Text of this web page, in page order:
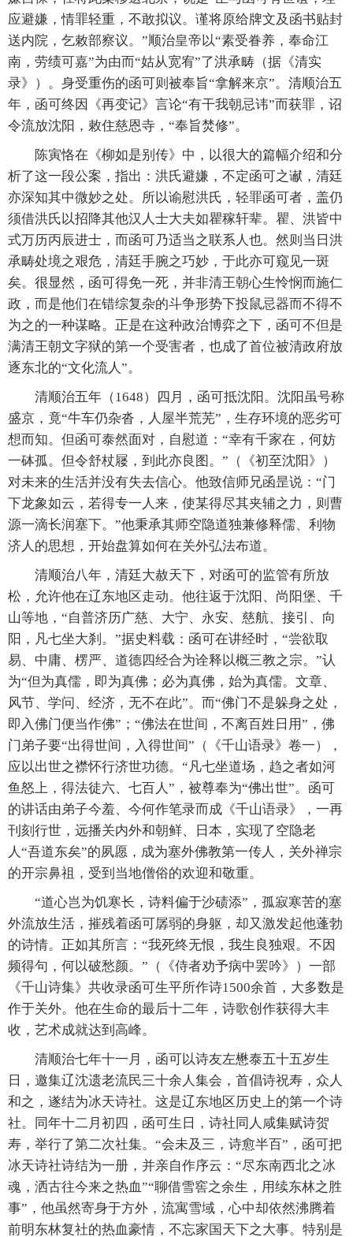
应避嫌，情罪轻重，不敢拟议。谨将原给牌文及函书贴封
送内院，乞敕部察议。”顺治皇帝以“素受眷养，奉命江
南，劳绩可嘉”为由而“姑从宽宥”了洪承畴（据《清实
录》）。身受重伤的函可则被奉旨“拿解来京”。清顺治五
年，函可终因《再变记》言论“有干我朝忌讳”而获罪，诏
令流放沈阳，敕住慈恩寺，“奉旨焚修”。
陈寅恪在《柳如是别传》中，以很大的篇幅介绍和分
析了这一段公案，指出：洪氏避嫌，不定函可之谳，清廷
亦深知其中微妙之处。所以谕慰洪氏，轻罪函可者，盖仍
须借洪氏以招降其他汉人士大夫如瞿稼轩辈。瞿、洪皆中
式万历丙辰进士，而函可乃适当之联系人也。然则当日洪
承畴处境之艰危，清廷手腕之巧妙，于此亦可窥见一斑
矣。很显然，函可得免一死，并非清王朝心生怜悯而施仁
政，而是他们在错综复杂的斗争形势下投鼠忌器而不得不
为之的一种谋略。正是在这种政治博弈之下，函可不但是
满清王朝文字狱的第一个受害者，也成了首位被清政府放
逐东北的“文化流人”。
清顺治五年（1648）四月，函可抵沈阳。沈阳虽号称
盛京，竟“牛车仍杂沓，人屋半荒芜”，生存环境的恶劣可
想而知。但函可泰然面对，自慰道：“幸有千家在，何妨
一砵孤。但令舒杖屦，到此亦良图。”（《初至沈阳》）
对未来的生活并没有失去信心。他致信师兄函昰说：“门
下龙象如云，若得专一人来，使某得尽其夹辅之力，则曹
源一滴长润塞下。”他秉承其师空隐道独兼修释儒、利物
济人的思想，开始盘算如何在关外弘法布道。
清顺治八年，清廷大赦天下，对函可的监管有所放
松，允许他在辽东地区走动。他往返于沈阳、尚阳堡、千
山等地，“自普济历广慈、大宁、永安、慈航、接引、向
阳，凡七坐大刹。”据史料载：函可在讲经时，“尝欲取
易、中庸、楞严、道德四经合为诠释以概三教之宗。”认
为“但为真儒，即为真佛；必为真佛，始为真儒。文章、
风节、学问、经济，无不在此”。而“佛门不是躲身之处，
即入佛门便当作佛”；“佛法在世间，不离百姓日用”，佛
门弟子要“出得世间，入得世间”（《千山语录》卷一），
应以出世之襟怀行济世功德。“凡七坐道场，趋之者如河
鱼怒上，得法徒六、七百人”，被尊奉为“佛出世”。函可
的讲话由弟子今羞、今何作笔录而成《千山语录》，一再
刊刻行世，远播关内外和朝鲜、日本，实现了空隐老
人“吾道东矣”的夙愿，成为塞外佛教第一传人，关外禅宗
的开宗鼻祖，受到当地僧俗的欢迎和敬重。
“道心岂为饥寒长，诗料偏于沙碛添”，孤寂寒苦的塞
外流放生活，摧残着函可孱弱的身躯，却又激发起他蓬勃
的诗情。正如其所言：“我死终无恨，我生良独艰。不因
频得句，何以破愁颜。”（《侍者劝予病中罢吟》）一部
《千山诗集》共收录函可生平所作诗1500余首，大多数是
作于关外。他在生命的最后十二年，诗歌创作获得大丰
收，艺术成就达到高峰。
清顺治七年十一月，函可以诗友左懋泰五十五岁生
日，邀集辽沈遗老流民三十余人集会，首倡诗祝寿，众人
和之，遂结为冰天诗社。这是辽东地区历史上的第一个诗
社。同年十二月初四，函可生日，诗社同人咸集赋诗贺
寿，举行了第二次社集。“会未及三，诗愈半百”，函可把
冰天诗社诗结为一册，并亲自作序云：“尽东南西北之冰
魂，洒古往今来之热血”“聊借雪窖之余生，用续东林之胜
事”，他虽然寄身于方外，流寓雪域，心中却依然沸腾着
前明东林复社的热血豪情，不忘家国天下之大事。特别是